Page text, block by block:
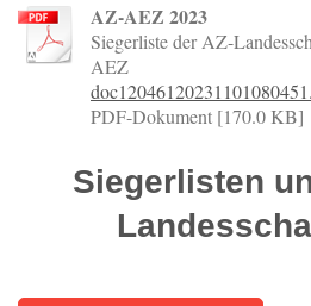
AZ-AEZ 2023
Siegerliste der AZ-
AEZ
PDF-Dokument [170.0 KB]
Siegerlisten